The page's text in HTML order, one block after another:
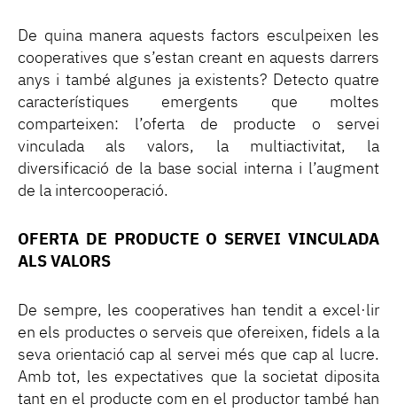
De quina manera aquests factors esculpeixen les
cooperatives que s’estan creant en aquests darrers
anys i també algunes ja existents? Detecto quatre
característiques emergents que moltes
comparteixen: l’oferta de producte o servei
vinculada als valors, la multiactivitat, la
diversificació de la base social interna i l’augment
de la intercooperació.
OFERTA DE PRODUCTE O SERVEI VINCULADA
ALS VALORS
De sempre, les cooperatives han tendit a excel·lir
en els productes o serveis que ofereixen, fidels a la
seva orientació cap al servei més que cap al lucre.
Amb tot, les expectatives que la societat diposita
tant en el producte com en el productor també han